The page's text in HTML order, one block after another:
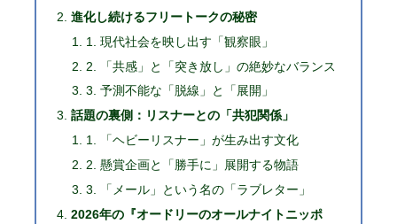
進化し続けるフリートークの秘密
1. 現代社会を映し出す「観察眼」
2. 「共感」と「突き放し」の絶妙なバランス
3. 予測不能な「脱線」と「展開」
話題の裏側：リスナーとの「共犯関係」
1. 「ヘビーリスナー」が生み出す文化
2. 懸賞企画と「勝手に」展開する物語
3. 「メール」という名の「ラブレター」
2026年の『オードリーのオールナイトニッポ